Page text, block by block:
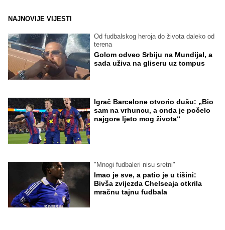
NAJNOVIJE VIJESTI
Od fudbalskog heroja do života daleko od
terena
Golom odveo Srbiju na Mundijal, a
sada uživa na gliseru uz tompus
Igrač Barcelone otvorio dušu: „Bio
sam na vrhuncu, a onda je počelo
najgore ljeto mog života“
"Mnogi fudbaleri nisu sretni"
Imao je sve, a patio je u tišini:
Bivša zvijezda Chelseaja otkrila
mračnu tajnu fudbala